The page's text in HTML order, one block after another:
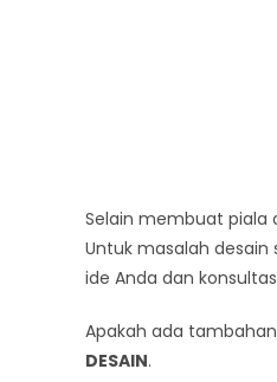
Selain membuat piala
Untuk masalah
ide Anda dan
Apakah ada
DESAIN.